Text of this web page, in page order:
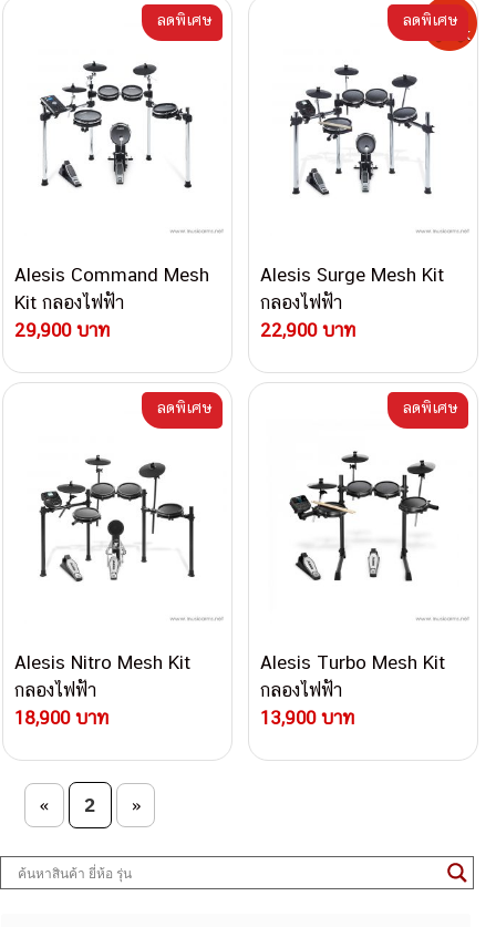
Alesis Command Mesh
Kit กลองไฟฟ้า
29,900 บาท
ลดพิเศษ
Alesis Surge Mesh Kit
กลองไฟฟ้า
22,900 บาท
ลดพิเศษ
Alesis Nitro Mesh Kit
กลองไฟฟ้า
18,900 บาท
ลดพิเศษ
Alesis Turbo Mesh Kit
กลองไฟฟ้า
13,900 บาท
ลดพิเศษ
Post navigation
« 2 »